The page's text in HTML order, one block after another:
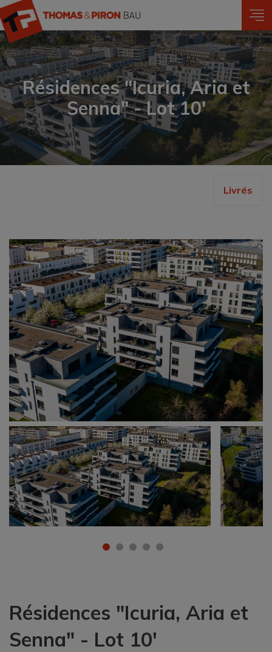
Aller
au
contenu
principal
Résidences "Icuria, Aria et
Senna" - Lot 10'
Livrés
Résidences "Icuria, Aria et
Senna" - Lot 10'